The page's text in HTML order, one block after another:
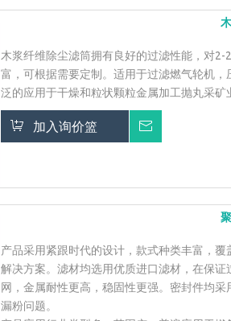
木浆纤维除尘滤筒拥有良好的过滤性能，对
富，可根据需要定制。适用于过滤燃气轮机
泛的应用于干燥和粒状颗粒金属加工抛丸采矿
加入询价篮
产品采用紧跟时代的设计，款式种类丰富，
解决方案。滤材均选用优质进口滤材，在保
网，金属耐性更高，稳固性更强。密封件均
漏粉问题。